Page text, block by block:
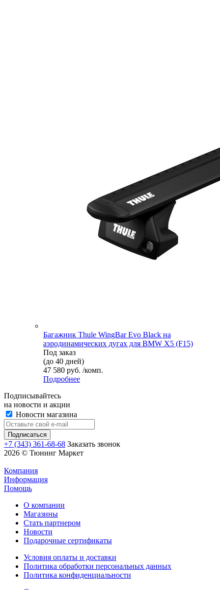
Багажник Thule WingBar Evo Black на
аэродинамических дугах для BMW X5 (F15)
Под заказ
(до 40 дней)
47 580 руб. /комп.
Подробнее
Подписывайтесь
на новости и акции
Новости магазина
+7 (343) 361-68-68 Заказать звонок
2026 © Тюнинг Маркет
Компания
Информация
Помощь
О компании
Магазины
Стать партнером
Новости
Подарочные сертификаты
Условия оплаты и доставки
Политика обработки персональных данных
Политика конфиденциальности